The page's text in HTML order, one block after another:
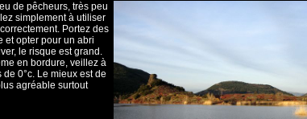
de pêcheurs, très peu
simplement à utiliser
Portez des
et opter pour un abri
le risque est grand.
en bordure, veillez à
0°c. Le mieux est de
agréable surtout